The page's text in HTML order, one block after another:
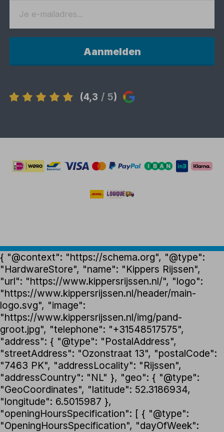
Aanmelden
(4,3 / 5)
{ "@context": "https://schema.org", "@type":
"HardwareStore", "name": "Kippers Rijssen",
"url": "https://www.kippersrijssen.nl/", "logo":
"https://www.kippersrijssen.nl/header/main-
logo.svg", "image":
"https://www.kippersrijssen.nl/img/pand-
groot.jpg", "telephone": "+31548517575",
"address": { "@type": "PostalAddress",
"streetAddress": "Ozonstraat 13", "postalCode":
"7463 PK", "addressLocality": "Rijssen",
"addressCountry": "NL" }, "geo": { "@type":
"GeoCoordinates", "latitude": 52.3186934,
"longitude": 6.5015987 },
"openingHoursSpecification": [ { "@type":
"OpeningHoursSpecification", "dayOfWeek":